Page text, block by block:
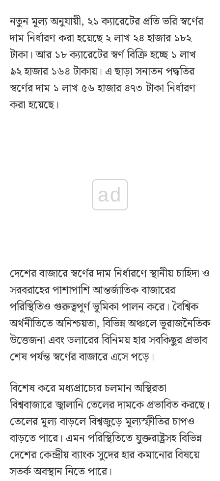
নতুন মূল্য অনুযায়ী, ২১ ক্যারেটের প্রতি ভরি স্বর্ণের
দাম নির্ধারণ করা হয়েছে ২ লাখ ২৪ হাজার ১৮২
টাকা। আর ১৮ ক্যারেটের স্বর্ণ বিক্রি হচ্ছে ১ লাখ
৯২ হাজার ১৬৪ টাকায়। এ ছাড়া সনাতন পদ্ধতির
স্বর্ণের দাম ১ লাখ ৫৬ হাজার ৪৭৩ টাকা নির্ধারণ
করা হয়েছে।
ad
দেশের বাজারে স্বর্ণের দাম নির্ধারণে স্থানীয় চাহিদা ও
সরবরাহের পাশাপাশি আন্তর্জাতিক বাজারের
পরিস্থিতিও গুরুত্বপূর্ণ ভূমিকা পালন করে। বৈশ্বিক
অর্থনীতিতে অনিশ্চয়তা, বিভিন্ন অঞ্চলে ভূরাজনৈতিক
উত্তেজনা এবং ডলারের বিনিময় হার সবকিছুর প্রভাব
শেষ পর্যন্ত স্বর্ণের বাজারে এসে পড়ে।
বিশেষ করে মধ্যপ্রাচ্যের চলমান অস্থিরতা
বিশ্ববাজারে জ্বালানি তেলের দামকে প্রভাবিত করছে।
তেলের মূল্য বাড়লে বিশ্বজুড়ে মূল্যস্ফীতির চাপও
বাড়তে পারে। এমন পরিস্থিতিতে যুক্তরাষ্ট্রসহ বিভিন্ন
দেশের কেন্দ্রীয় ব্যাংক সুদের হার কমানোর বিষয়ে
সতর্ক অবস্থান নিতে পারে।